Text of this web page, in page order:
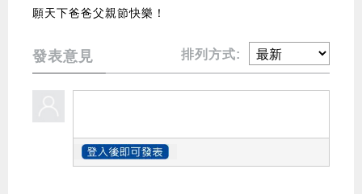
願天下爸爸父親節快樂！
發表意見 排列方式: